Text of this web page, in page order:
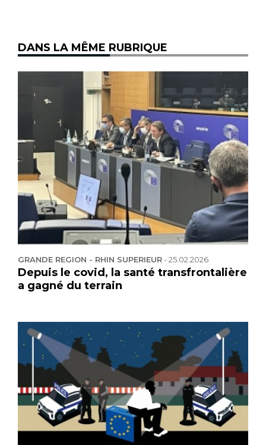
DANS LA MÊME RUBRIQUE
GRANDE REGION - RHIN SUPERIEUR-25.02.2026
Depuis le covid, la santé transfrontalière
a gagné du terrain